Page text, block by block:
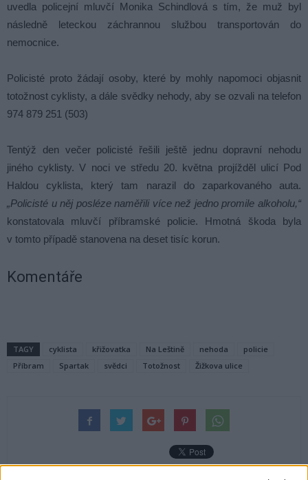
uvedla policejní mluvčí Monika Schindlová s tím, že muž byl
následně leteckou záchrannou službou transportován do
nemocnice.
Policisté proto žádají osoby, které by mohly napomoci objasnit
totožnost cyklisty, a dále svědky nehody, aby se ozvali na telefon
974 879 251 (503)
Tentýž den večer policisté řešili ještě jednu dopravní nehodu
jiného cyklisty. V noci ve středu 20. května projížděl ulicí Pod
Haldou cyklista, který tam narazil do zaparkovaného auta.
„Policisté u něj posléze naměřili více než jedno promile alkoholu,“
konstatovala mluvčí příbramské policie. Hmotná škoda byla
v tomto případě stanovena na deset tisíc korun.
Komentáře
TAGY cyklista křižovatka Na Leštině nehoda
policie
Příbram
Spartak svědci Totožnost Žižkova ulice